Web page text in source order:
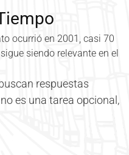
ocurrió en 2001, casi 70
siendo relevante en el
respuestas
es una tarea opcional,